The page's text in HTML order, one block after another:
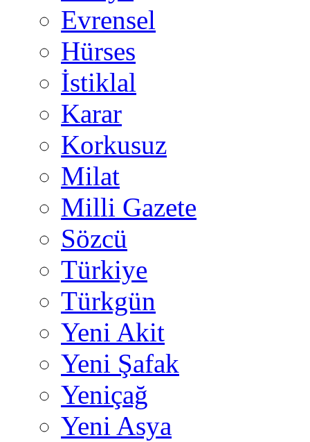
Evrensel
Hürses
İstiklal
Karar
Korkusuz
Milat
Milli Gazete
Sözcü
Türkiye
Türkgün
Yeni Akit
Yeni Şafak
Yeniçağ
Yeni Asya